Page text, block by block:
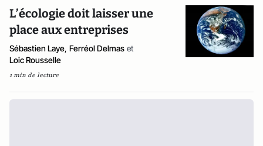
L’écologie doit laisser une
place aux entreprises
Sébastien Laye, Ferréol Delmas et
Loic Rousselle
1 min de lecture